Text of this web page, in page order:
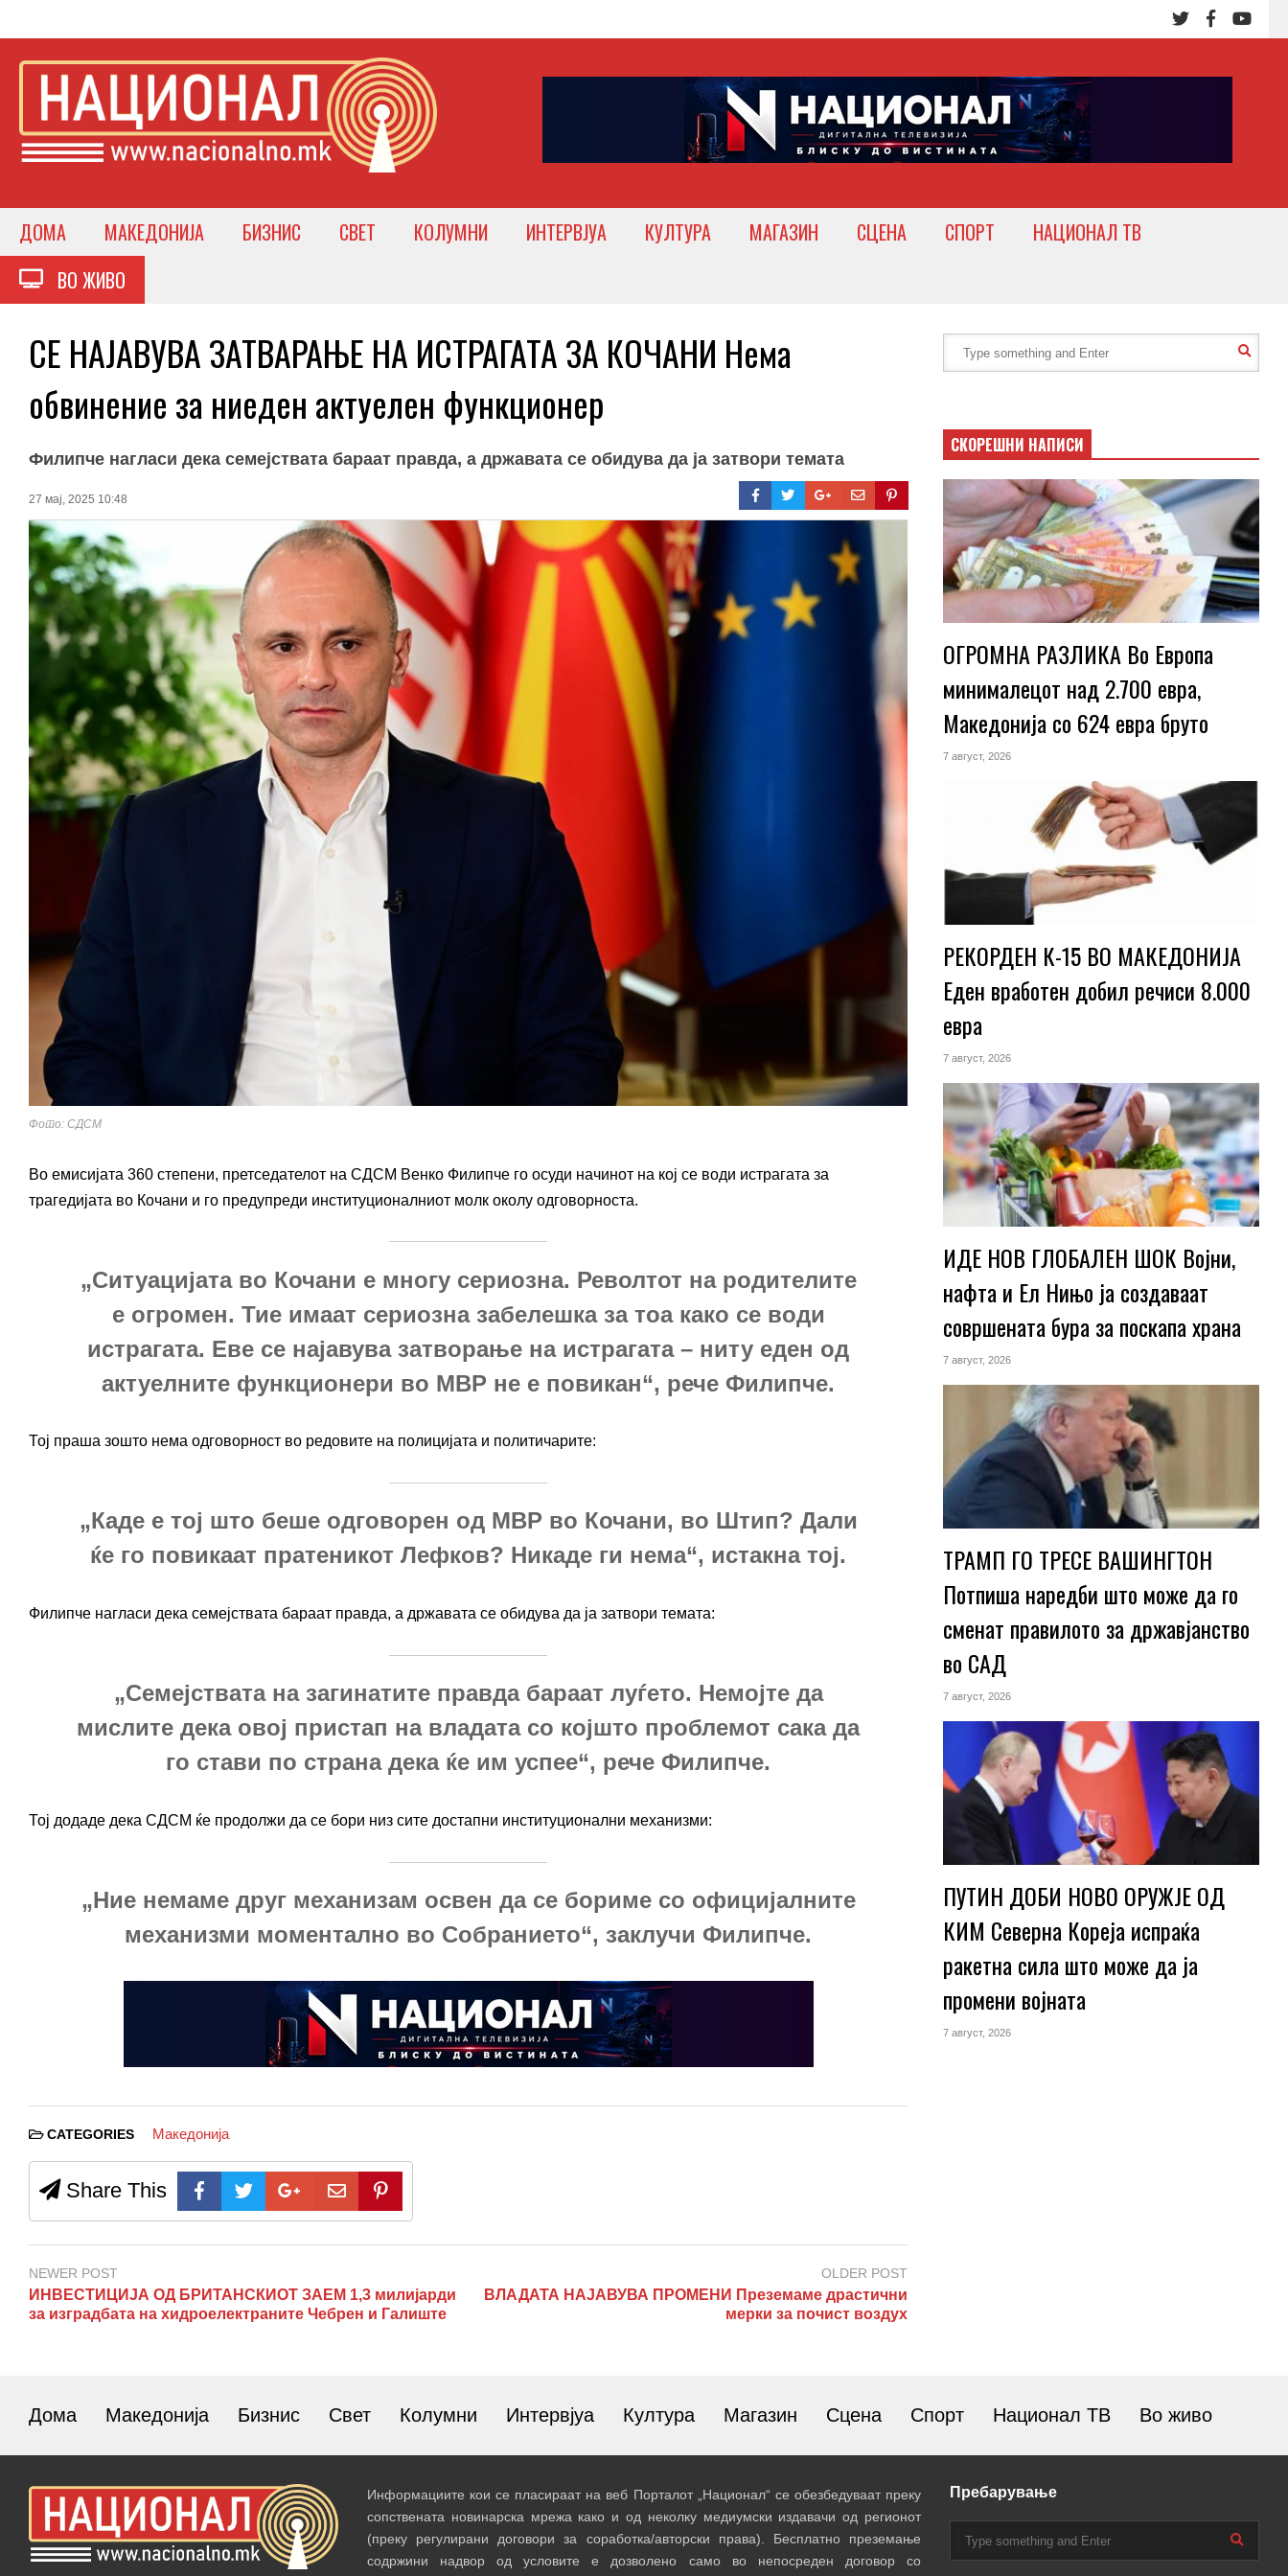
ДОМА МАКЕДОНИЈА БИЗНИС СВЕТ КОЛУМНИ ИНТЕРВЈУА КУЛТУРА МАГАЗИН СЦЕНА СПОРТ
НАЦИОНАЛ ТВ
ВО ЖИВО
СЕ НАЈАВУВА ЗАТВАРАЊЕ НА ИСТРАГАТА ЗА КОЧАНИ Нема
обвинение за ниеден актуелен функционер
Филипче нагласи дека семејствата бараат правда, а државата се обидува да ја затвори темата
27 мај, 2025 10:48
Фото: СДСМ
Во емисијата 360 степени, претседателот на СДСМ Венко Филипче го осуди начинот на кој се води истрагата за
трагедијата во Кочани и го предупреди институционалниот молк околу одговорноста.
„Ситуацијата во Кочани е многу сериозна. Револтот на родителите
е огромен. Тие имаат сериозна забелешка за тоа како се води
истрагата. Еве се најавува затворање на истрагата – ниту еден од
актуелните функционери во МВР не е повикан“, рече Филипче.
Тој праша зошто нема одговорност во редовите на полицијата и политичарите:
„Каде е тој што беше одговорен од МВР во Кочани, во Штип? Дали
ќе го повикаат пратеникот Лефков? Никаде ги нема“, истакна тој.
Филипче нагласи дека семејствата бараат правда, а државата се обидува да ја затвори темата:
„Семејствата на загинатите правда бараат луѓето. Немојте да
мислите дека овој пристап на владата со којшто проблемот сака да
го стави по страна дека ќе им успее“, рече Филипче.
Тој додаде дека СДСМ ќе продолжи да се бори низ сите достапни институционални механизми:
„Ние немаме друг механизам освен да се бориме со официјалните
механизми моментално во Собранието“, заклучи Филипче.
CATEGORIES Македонија
Share This
NEWER POST
ИНВЕСТИЦИЈА ОД БРИТАНСКИОТ ЗАЕМ 1,3 милијарди
за изградбата на хидроелектраните Чебрен и Галиште
OLDER POST
ВЛАДАТА НАЈАВУВА ПРОМЕНИ Преземаме драстични
мерки за почист воздух
СКОРЕШНИ НАПИСИ
ОГРОМНА РАЗЛИКА Во Европа
минималецот над 2.700 евра,
Македонија со 624 евра бруто
7 август, 2026
РЕКОРДЕН К-15 ВО МАКЕДОНИЈА
Еден вработен добил речиси 8.000
евра
7 август, 2026
ИДЕ НОВ ГЛОБАЛЕН ШОК Војни,
нафта и Ел Нињо ја создаваат
совршената бура за поскапа храна
7 август, 2026
ТРАМП ГО ТРЕСЕ ВАШИНГТОН
Потпиша наредби што може да го
сменат правилото за државјанство
во САД
7 август, 2026
ПУТИН ДОБИ НОВО ОРУЖЈЕ ОД
КИМ Северна Кореја испраќа
ракетна сила што може да ја
промени војната
7 август, 2026
Дома Македонија Бизнис Свет Колумни Интервјуа Култура Магазин Сцена Спорт Национал ТВ Во живо
Информациите кои се пласираат на веб Порталот „Национал“ се обезбедуваат преку
сопствената новинарска мрежа како и од неколку медиумски издавачи од регионот
(преку регулирани договори за соработка/авторски права). Бесплатно преземање
содржини надвор од условите е дозволено само во непосреден договор со
Пребарување